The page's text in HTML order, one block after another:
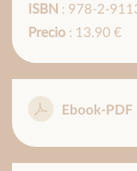
ISBN : 978-2-
Precio : 13.90 €
Ebook-PDF